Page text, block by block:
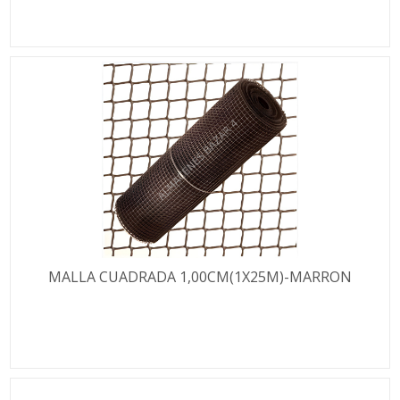
MALLA CUADRADA 1,00CM(1X25M)-MARRON